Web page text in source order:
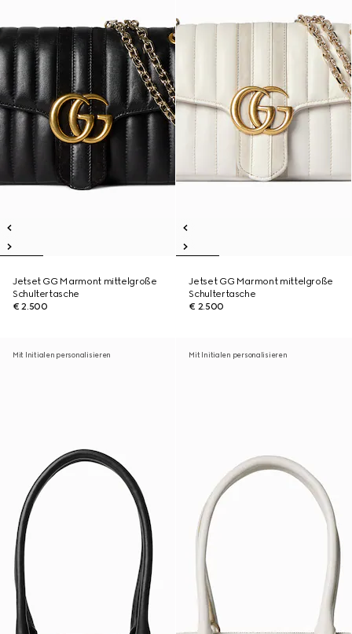
Jetset GG Marmont mittelgroße
Schultertasche
€ 2.500
Jetset GG Marmont mittelgroße
Schultertasche
€ 2.500
Mit Initialen personalisieren Mit Initialen personalisieren